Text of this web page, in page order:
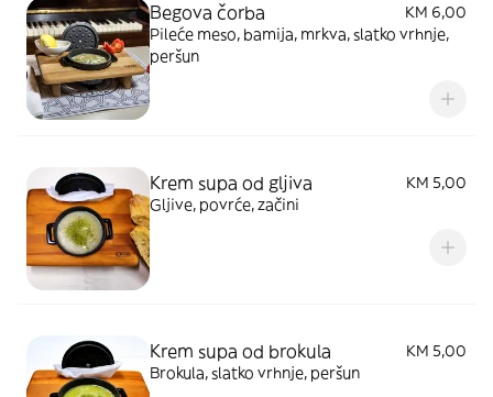
Begova čorba
KM 6,00
Pileće meso, bamija, mrkva, slatko vrhnje,
peršun
Krem supa od gljiva
KM 5,00
Gljive, povrće, začini
Krem supa od brokula
KM 5,00
Brokula, slatko vrhnje, peršun